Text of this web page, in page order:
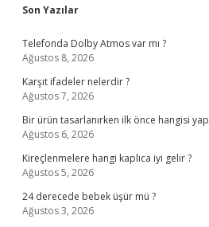
Sidebar
Son Yazılar
Telefonda Dolby Atmos var mı ?
Ağustos 8, 2026
Karşıt ifadeler nelerdir ?
Ağustos 7, 2026
Bir ürün tasarlanırken ilk önce hangisi
Ağustos 6, 2026
Kireçlenmelere hangi kaplıca iyi gelir ?
Ağustos 5, 2026
24 derecede bebek üşür mü ?
Ağustos 3, 2026